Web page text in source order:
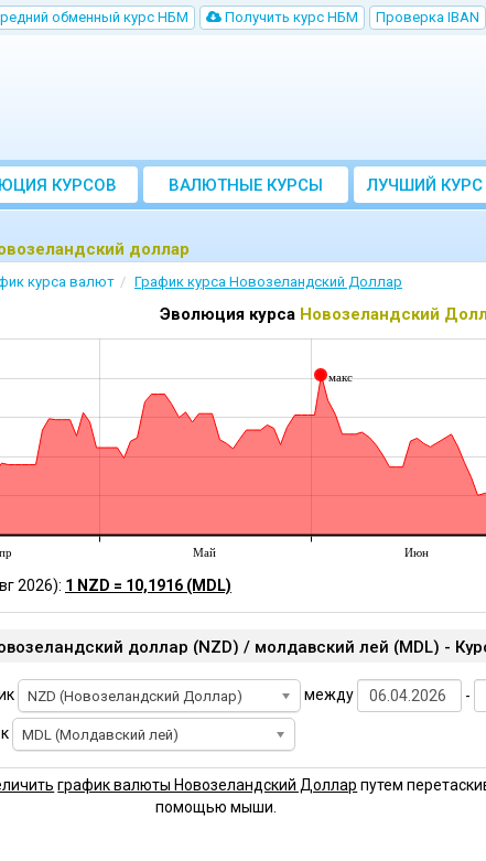
обменный курс НБM Получить курс НБМ Проверка IBAN
КУРСОВ
ВАЛЮТНЫЕ КУРСЫ
БАНКОВ
ЛУЧШИЙ
доллар
курса валют График курса Новозеландский Доллар
Эволюция курса Новозеландский
макс
Май Июн
2026): 1 NZD = 10,1916 (MDL)
NZD (Новозеландский Доллар) между -
MDL (Молдавский лей)
график валюты Новозеландский Доллар путем
помощью мыши.